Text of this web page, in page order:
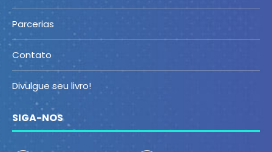
Parcerias
Contato
Divulgue seu livro!
SIGA-NOS